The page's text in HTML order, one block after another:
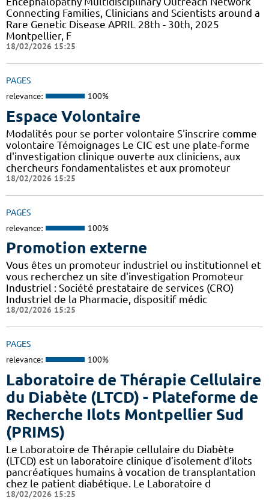
Connecting Families, Clinicians and Scientists around a
Rare Genetic Disease APRIL 28th - 30th, 2025
Montpellier, F
18/02/2026 15:25
PAGES
relevance: 100%
Espace Volontaire
Modalités pour se porter volontaire S'inscrire comme
volontaire Témoignages Le CIC est une plate-forme
d'investigation clinique ouverte aux cliniciens, aux
chercheurs fondamentalistes et aux promoteur
18/02/2026 15:25
PAGES
relevance: 100%
Promotion externe
Vous êtes un promoteur industriel ou institutionnel et
vous recherchez un site d'investigation Promoteur
Industriel : Société prestataire de services (CRO)
Industriel de la Pharmacie, dispositif médic
18/02/2026 15:25
PAGES
relevance: 100%
Laboratoire de Thérapie Cellulaire
du Diabète (LTCD) - Plateforme de
Recherche Ilots Montpellier Sud
(PRIMS)
Le Laboratoire de Thérapie cellulaire du Diabète
(LTCD) est un laboratoire clinique d’isolement d’îlots
pancréatiques humains à vocation de transplantation
chez le patient diabétique. Le Laboratoire d
18/02/2026 15:25